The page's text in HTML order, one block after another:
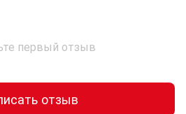
первый отзыв
отзыв